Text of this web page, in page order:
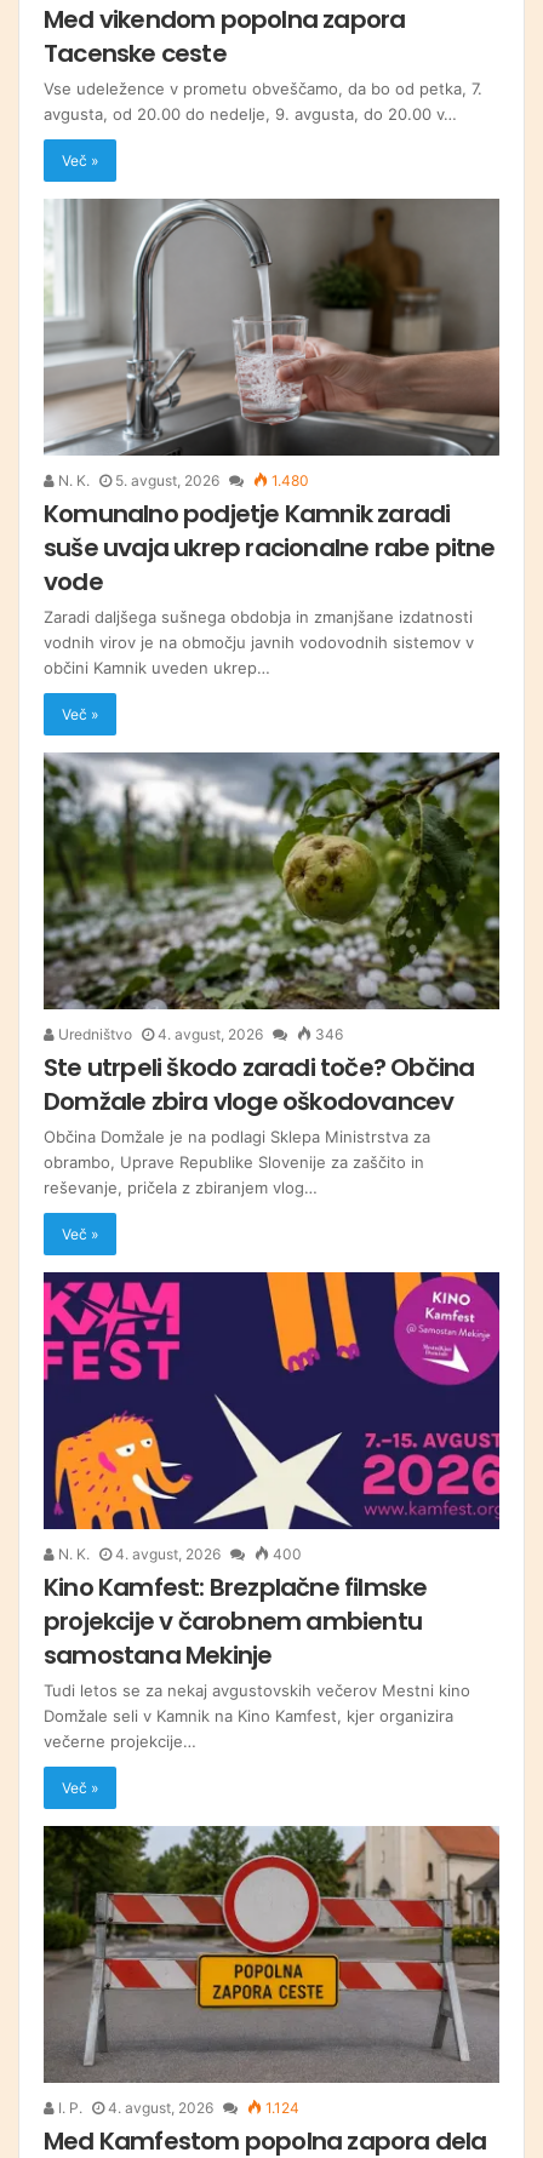
Med vikendom popolna zapora
Tacenske ceste
Vse udeležence v prometu obveščamo, da bo od petka, 7.
avgusta, od 20.00 do nedelje, 9. avgusta, do 20.00 v…
Več »
N. K. 5. avgust, 2026 1.480
Komunalno podjetje Kamnik zaradi
suše uvaja ukrep racionalne rabe pitne
vode
Zaradi daljšega sušnega obdobja in zmanjšane izdatnosti
vodnih virov je na območju javnih vodovodnih sistemov v
občini Kamnik uveden ukrep…
Več »
Uredništvo 4. avgust, 2026 346
Ste utrpeli škodo zaradi toče? Občina
Domžale zbira vloge oškodovancev
Občina Domžale je na podlagi Sklepa Ministrstva za
obrambo, Uprave Republike Slovenije za zaščito in
reševanje, pričela z zbiranjem vlog…
Več »
N. K. 4. avgust, 2026 400
Kino Kamfest: Brezplačne filmske
projekcije v čarobnem ambientu
samostana Mekinje
Tudi letos se za nekaj avgustovskih večerov Mestni kino
Domžale seli v Kamnik na Kino Kamfest, kjer organizira
večerne projekcije…
Več »
I. P. 4. avgust, 2026 1.124
Med Kamfestom popolna zapora dela